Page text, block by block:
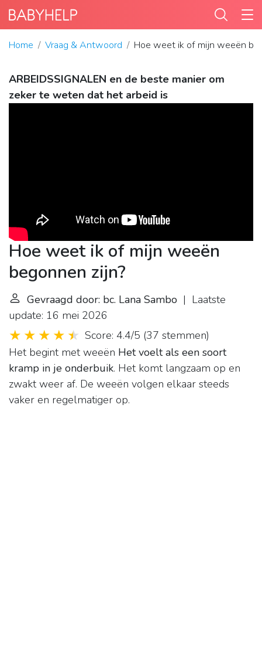
Home Vraag & Antwoord Hoe weet ik of mijn weeën
ARBEIDSSIGNALEN en de beste manier om
zeker te weten dat het arbeid is
Hoe weet ik of mijn weeën
begonnen zijn?
Gevraagd door: bc. Lana Sambo | Laatste
update: 16 mei 2026
Score: 4.4/5 (37 stemmen)
Het begint met weeën Het voelt als een soort
kramp in je onderbuik. Het komt langzaam op en
zwakt weer af. De weeën volgen elkaar steeds
vaker en regelmatiger op.